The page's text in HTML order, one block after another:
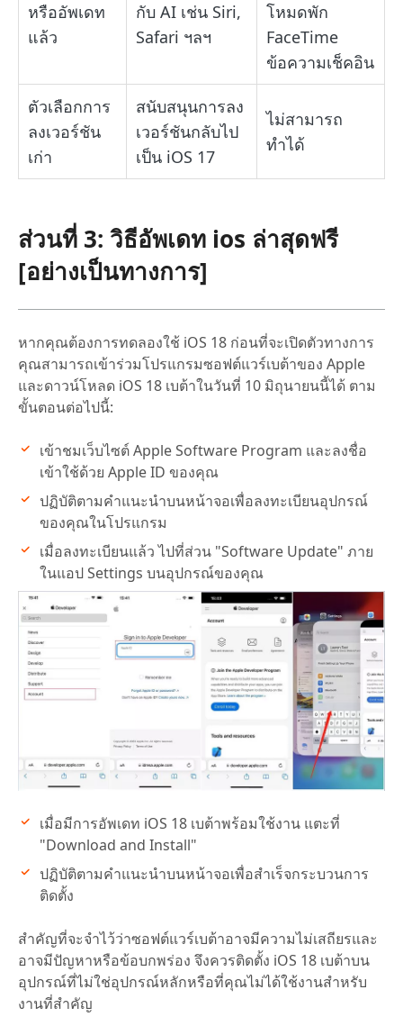
หรืออัพเดท
แล้ว
กับ AI เช่น Siri,
Safari ฯลฯ
โหมดพัก
FaceTime
ข้อความเช็คอิน
ตัวเลือกการ
ลงเวอร์ชัน
เก่า
สนับสนุนการลง
เวอร์ชันกลับไป
เป็น iOS 17
ไม่สามารถ
ทำได้
ส่วนที่ 3: วิธีอัพเดท ios ล่าสุดฟรี
[อย่างเป็นทางการ]
หากคุณต้องการทดลองใช้ iOS 18 ก่อนที่จะเปิดตัวทางการ
คุณสามารถเข้าร่วมโปรแกรมซอฟต์แวร์เบต้าของ Apple
และดาวน์โหลด iOS 18 เบต้าในวันที่ 10 มิถุนายนนี้ได้ ตาม
ขั้นตอนต่อไปนี้:
เข้าชมเว็บไซต์ Apple Software Program และลงชื่อ
เข้าใช้ด้วย Apple ID ของคุณ
ปฏิบัติตามคำแนะนำบนหน้าจอเพื่อลงทะเบียนอุปกรณ์
ของคุณในโปรแกรม
เมื่อลงทะเบียนแล้ว ไปที่ส่วน "Software Update" ภาย
ในแอป Settings บนอุปกรณ์ของคุณ
เมื่อมีการอัพเดท iOS 18 เบต้าพร้อมใช้งาน แตะที่
"Download and Install"
ปฏิบัติตามคำแนะนำบนหน้าจอเพื่อสำเร็จกระบวนการ
ติดตั้ง
สำคัญที่จะจำไว้ว่าซอฟต์แวร์เบต้าอาจมีความไม่เสถียรและ
อาจมีปัญหาหรือข้อบกพร่อง จึงควรติดตั้ง iOS 18 เบต้าบน
อุปกรณ์ที่ไม่ใช่อุปกรณ์หลักหรือที่คุณไม่ได้ใช้งานสำหรับ
งานที่สำคัญ